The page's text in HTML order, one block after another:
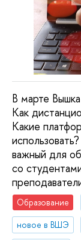
В марте
Как
Какие
важный для
со
Образование
новое в ВШЭ